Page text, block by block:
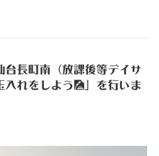
台長町南（放課後等デイサ
入れをしよう🎑」を行いま